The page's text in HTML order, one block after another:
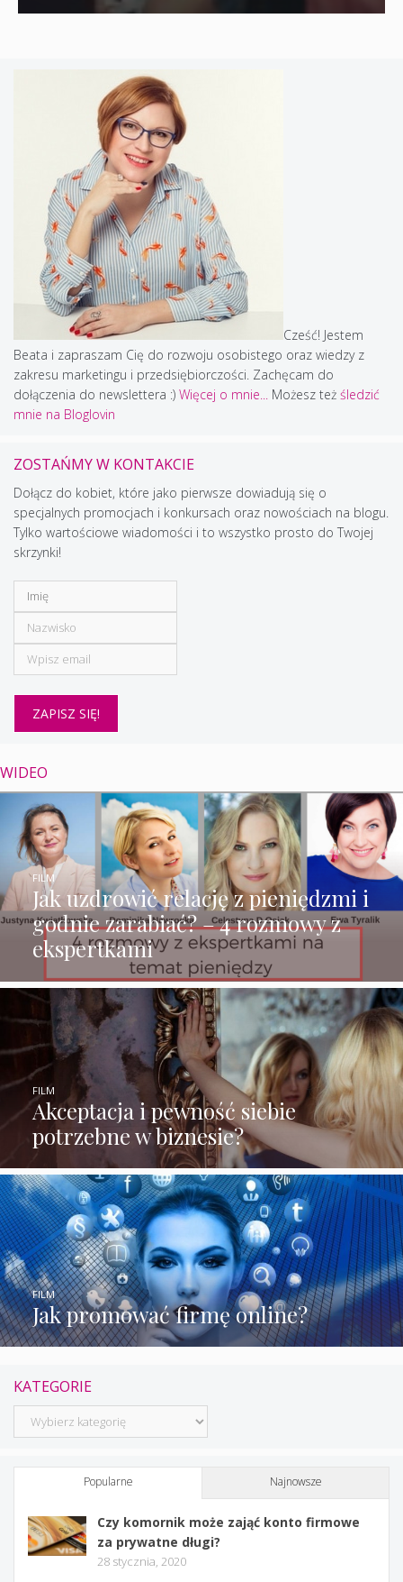
Cześć! Jestem
Beata i zapraszam Cię do rozwoju osobistego oraz wiedzy z
zakresu marketingu i przedsiębiorczości. Zachęcam do
dołączenia do newslettera :) Więcej o mnie... Możesz też śledzić
mnie na Bloglovin
ZOSTAŃMY W KONTAKCIE
Dołącz do kobiet, które jako pierwsze dowiadują się o
specjalnych promocjach i konkursach oraz nowościach na blogu.
Tylko wartościowe wiadomości i to wszystko prosto do Twojej
skrzynki!
WIDEO
Jak uzdrowić relację z pieniędzmi i
godnie zarabiać? – 4 rozmowy z
ekspertkami
FILM
Akceptacja i pewność siebie
potrzebne w biznesie?
FILM
Jak promować firmę online?
FILM
KATEGORIE
Kategorie
Popularne Najnowsze
Czy komornik może zająć konto firmowe
za prywatne długi?
28 stycznia, 2020